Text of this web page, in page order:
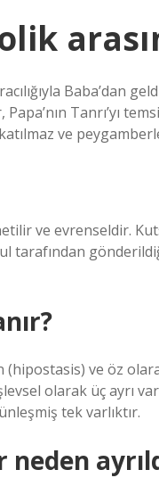
Baba’dan
Tanrı’yı
ve
ve evrenseldir.
tarafından
(hipostasis) ve öz
olarak üç ayrı
tek varlıktır.